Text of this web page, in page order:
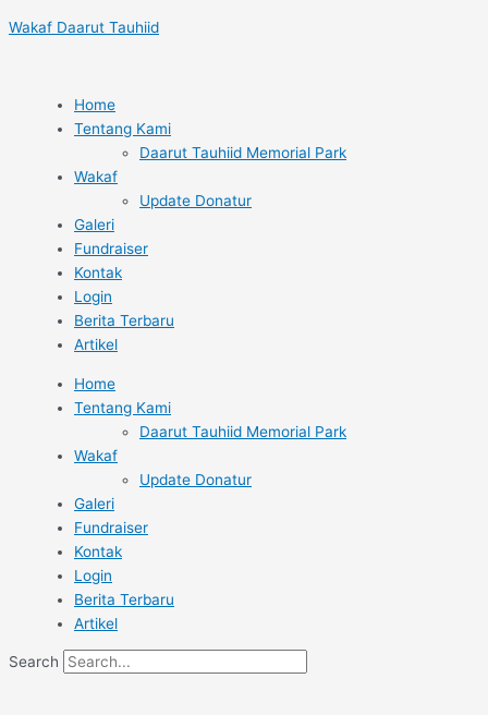
ke
Wakaf Daarut Tauhiid
Home
Tentang Kami
Daarut Tauhiid Memorial Park
Wakaf
Update Donatur
Galeri
Fundraiser
Kontak
Login
Berita Terbaru
Artikel
Home
Tentang Kami
Daarut Tauhiid Memorial Park
Wakaf
Update Donatur
Galeri
Fundraiser
Kontak
Login
Berita Terbaru
Artikel
Search
navigation